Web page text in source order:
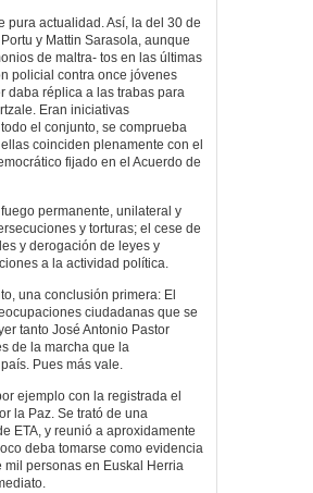
pura actualidad. Así, la del 30 de
y Mattin Sarasola, aunque
de maltra- tos en las últimas
policial contra once jóvenes
daba réplica a las trabas para
Eran iniciativas
el conjunto, se comprueba
coinciden plenamente con el
fijado en el Acuerdo de
permanente, unilateral y
y torturas; el cese de
y derogación de leyes y
a la actividad política.
una conclusión primera: El
ciudadanas que se
tanto José Antonio Pastor
de la marcha que la
Pues más vale.
ejemplo con la registrada el
la Paz. Se trató de una
ETA, y reunió a aproxidamente
deba tomarse como evidencia
personas en Euskal Herria